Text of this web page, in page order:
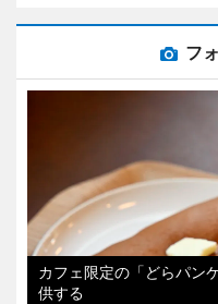
フ
カフェ限定の「どらパン
供する